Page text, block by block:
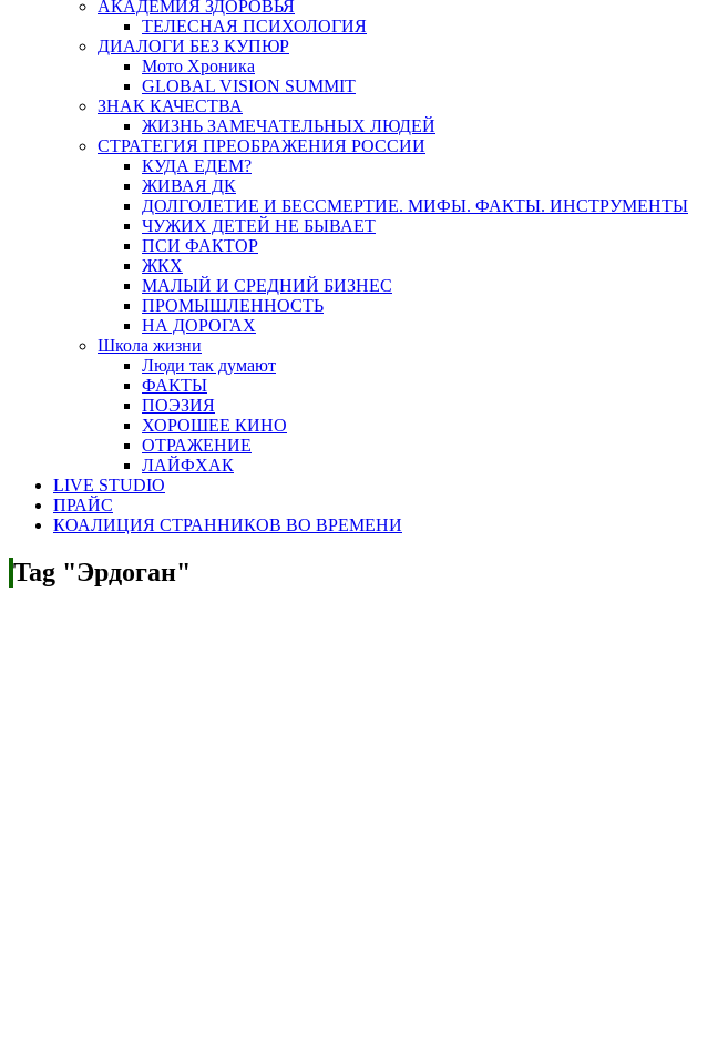
АКАДЕМИЯ ЗДОРОВЬЯ
ТЕЛЕСНАЯ ПСИХОЛОГИЯ
ДИАЛОГИ БЕЗ КУПЮР
Мото Хроника
GLOBAL VISION SUMMIT
ЗНАК КАЧЕСТВА
ЖИЗНЬ ЗАМЕЧАТЕЛЬНЫХ ЛЮДЕЙ
СТРАТЕГИЯ ПРЕОБРАЖЕНИЯ РОССИИ
КУДА ЕДЕМ?
ЖИВАЯ ДК
ДОЛГОЛЕТИЕ И БЕССМЕРТИЕ. МИФЫ. ФАКТЫ. ИНСТРУМЕНТЫ
ЧУЖИХ ДЕТЕЙ НЕ БЫВАЕТ
ПСИ ФАКТОР
ЖКХ
МАЛЫЙ И СРЕДНИЙ БИЗНЕС
ПРОМЫШЛЕННОСТЬ
НА ДОРОГАХ
Школа жизни
Люди так думают
ФАКТЫ
ПОЭЗИЯ
ХОРОШЕЕ КИНО
ОТРАЖЕНИЕ
ЛАЙФХАК
LIVE STUDIO
ПРАЙС
КОАЛИЦИЯ СТРАННИКОВ ВО ВРЕМЕНИ
Tag "Эрдоган"